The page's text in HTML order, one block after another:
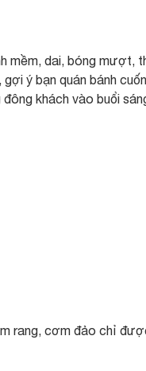
mềm, dai, bóng mượt,
ý bạn quán bánh
khách vào buổi
rang, cơm đảo chỉ